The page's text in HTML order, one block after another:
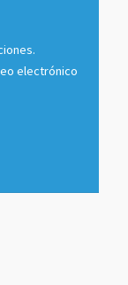
electrónico